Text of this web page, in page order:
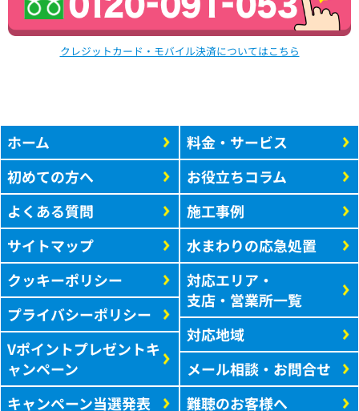
クレジットカード・モバイル決済についてはこちら
ホーム
初めての方へ
よくある質問
サイトマップ
クッキーポリシー
プライバシーポリシー
Vポイントプレゼントキ
ャンペーン
キャンペーン当選発表
料金・サービス
お役立ちコラム
施工事例
水まわりの応急処置
対応エリア・
支店・営業所一覧
対応地域
メール相談・お問合せ
難聴のお客様へ